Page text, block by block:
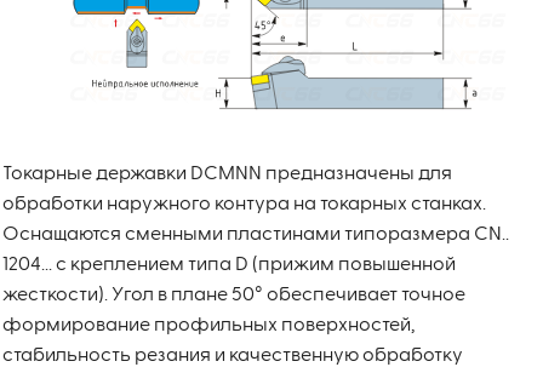
Токарные державки DCMNN предназначены для
обработки наружного контура на токарных станках.
Оснащаются сменными пластинами типоразмера CN..
1204... с креплением типа D (прижим повышенной
жесткости). Угол в плане 50° обеспечивает точное
формирование профильных поверхностей,
стабильность резания и качественную обработку